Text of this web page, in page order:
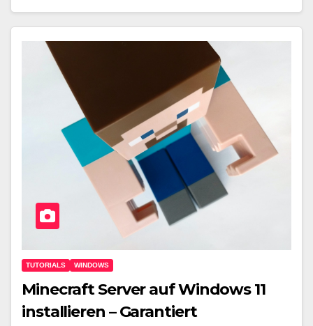
TUTORIALS WINDOWS
Minecraft Server auf Windows 11
installieren – Garantiert